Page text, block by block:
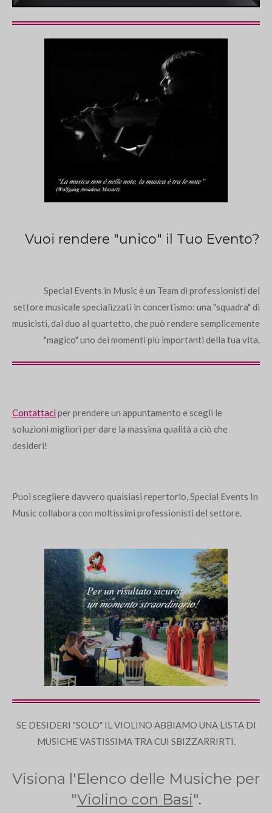
Vuoi rendere "unico" il Tuo Evento?
Special Events in Music è un Team di professionisti del
settore musicale specializzati in concertismo: una "squadra" di
musicisti, dal duo al quartetto, che può rendere semplicemente
"magico" uno dei momenti più importanti della tua vita.
Contattaci per prendere un appuntamento e scegli le
soluzioni migliori per dare la massima qualità a ciò che
desideri!
Puoi scegliere davvero qualsiasi repertorio, Special Events In
Music collabora con moltissimi professionisti del settore.
SE DESIDERI "SOLO" IL VIOLINO ABBIAMO UNA LISTA DI
MUSICHE VASTISSIMA TRA CUI SBIZZARRIRTI.
Visiona l'Elenco delle Musiche per
"Violino con Basi".